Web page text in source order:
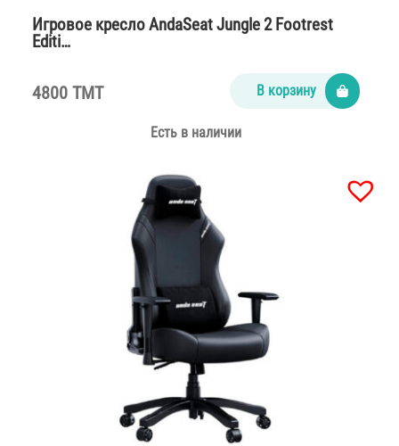
Игровое кресло AndaSeat Jungle 2 Footrest
Editi…
4800 TMT В корзину
Есть в наличии